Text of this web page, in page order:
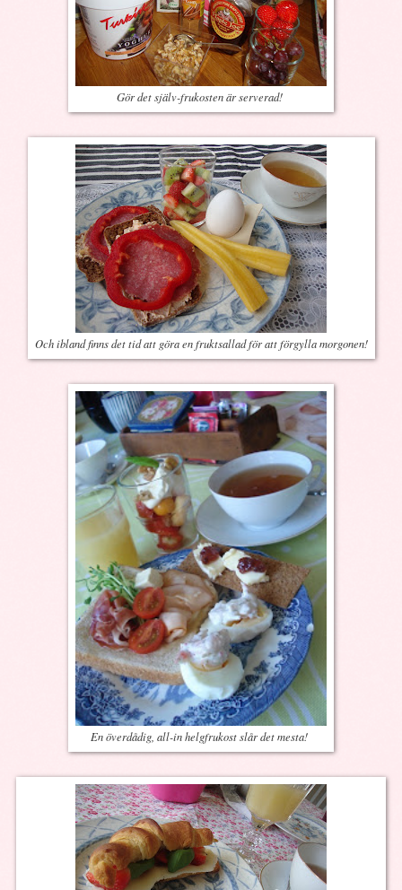
Gör det själv-frukosten är serverad!
Och ibland finns det tid att göra en fruktsallad för att förgylla morgonen!
En överdådig, all-in helgfrukost slår det mesta!